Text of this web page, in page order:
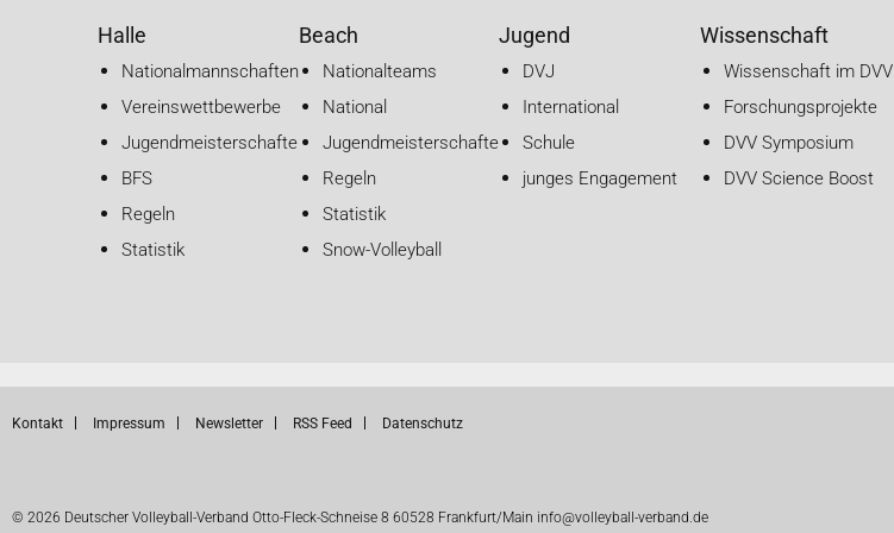
Halle
Nationalmannschaften
Vereinswettbewerbe
Jugendmeisterschaften
BFS
Regeln
Statistik
Beach
Nationalteams
National
Jugendmeisterschaften
Regeln
Statistik
Snow-Volleyball
Jugend
DVJ
International
Schule
junges Engagement
Wissenschaft
Wissenschaft im DVV
Forschungsprojekte
DVV Symposium
DVV Science Boost
Kontakt Impressum Newsletter RSS Feed Datenschutz
© 2026 Deutscher Volleyball-Verband Otto-Fleck-Schneise 8 60528 Frankfurt/Main info@volleyball-verband.de